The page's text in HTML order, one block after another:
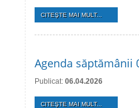
CITEŞTE MAI MULT...
Agenda săptămânii
Publicat: 06.04.2026
CITEŞTE MAI MULT...